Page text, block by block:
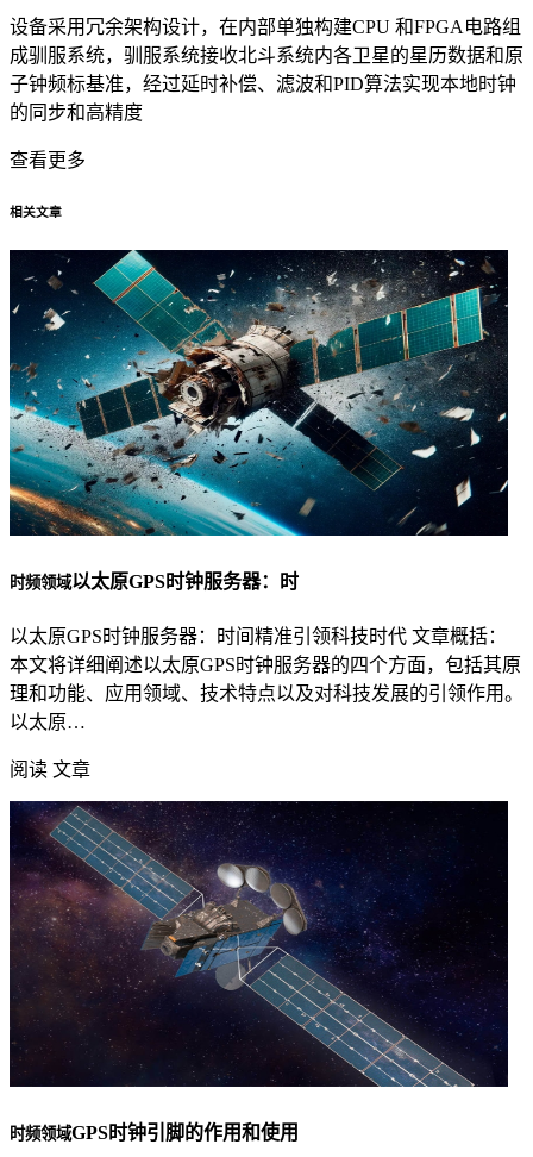
设备采用冗余架构设计，在内部单独构建CPU 和FPGA电路组
成驯服系统，驯服系统接收北斗系统内各卫星的星历数据和原
子钟频标基准，经过延时补偿、滤波和PID算法实现本地时钟
的同步和高精度
查看更多
相关文章
时频领域以太原GPS时钟服务器：时
以太原GPS时钟服务器：时间精准引领科技时代 文章概括：
本文将详细阐述以太原GPS时钟服务器的四个方面，包括其原
理和功能、应用领域、技术特点以及对科技发展的引领作用。
以太原…
阅读 文章
时频领域GPS时钟引脚的作用和使用